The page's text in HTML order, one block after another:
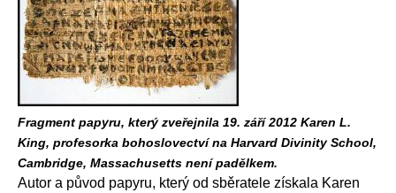
Fragment papyru, který zveřejnila 19. září 2012 Karen L.
King, profesorka bohoslovectví na Harvard Divinity School,
Cambridge, Massachusetts není padělkem.
Autor a původ papyru, který od sběratele získala Karen